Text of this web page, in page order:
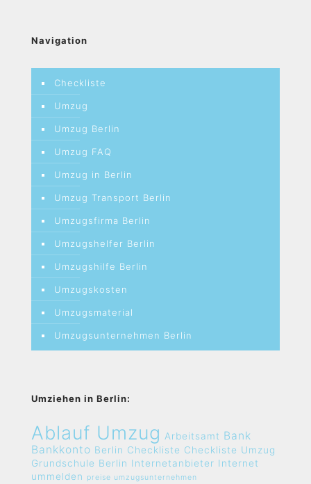
Navigation
Checkliste
Umzug
Umzug Berlin
Umzug FAQ
Umzug in Berlin
Umzug Transport Berlin
Umzugsfirma Berlin
Umzugshelfer Berlin
Umzugshilfe Berlin
Umzugskosten
Umzugsmaterial
Umzugsunternehmen Berlin
Umziehen in Berlin:
Ablauf Umzug Arbeitsamt Bank
Bankkonto Berlin Checkliste Checkliste Umzug
Grundschule Berlin Internetanbieter Internet
ummelden
preise umzugsunternehmen